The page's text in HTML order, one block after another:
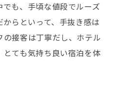
も、手頃な値段でルーズ
らといって、手抜き感は
接客は丁寧だし、ホテル
ても気持ち良い宿泊を体